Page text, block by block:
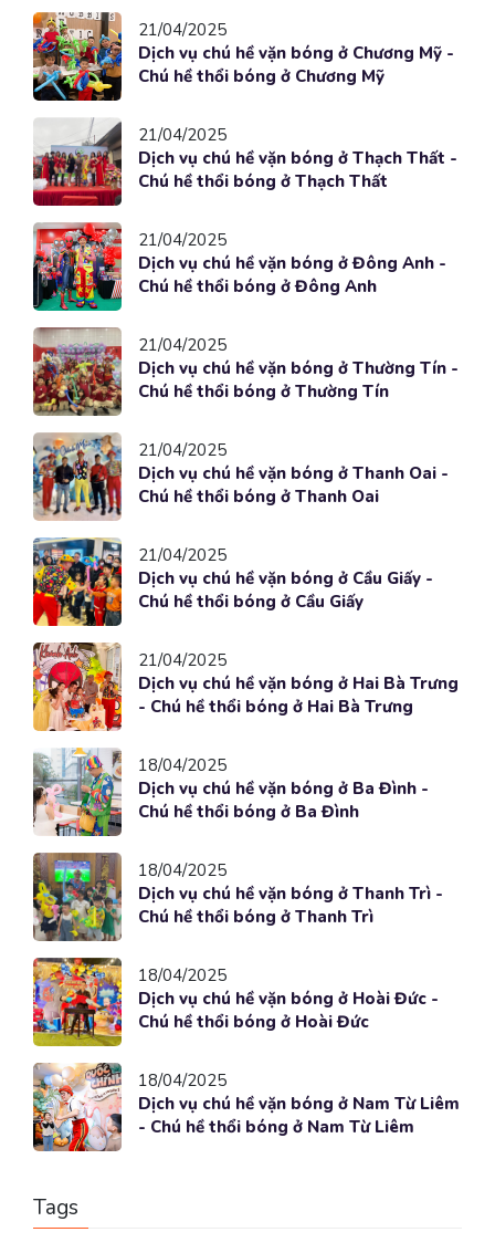
21/04/2025
Dịch vụ chú hề vặn bóng ở Chương Mỹ -
Chú hề thổi bóng ở Chương Mỹ
21/04/2025
Dịch vụ chú hề vặn bóng ở Thạch Thất -
Chú hề thổi bóng ở Thạch Thất
21/04/2025
Dịch vụ chú hề vặn bóng ở Đông Anh -
Chú hề thổi bóng ở Đông Anh
21/04/2025
Dịch vụ chú hề vặn bóng ở Thường Tín -
Chú hề thổi bóng ở Thường Tín
21/04/2025
Dịch vụ chú hề vặn bóng ở Thanh Oai -
Chú hề thổi bóng ở Thanh Oai
21/04/2025
Dịch vụ chú hề vặn bóng ở Cầu Giấy -
Chú hề thổi bóng ở Cầu Giấy
21/04/2025
Dịch vụ chú hề vặn bóng ở Hai Bà Trưng
- Chú hề thổi bóng ở Hai Bà Trưng
18/04/2025
Dịch vụ chú hề vặn bóng ở Ba Đình -
Chú hề thổi bóng ở Ba Đình
18/04/2025
Dịch vụ chú hề vặn bóng ở Thanh Trì -
Chú hề thổi bóng ở Thanh Trì
18/04/2025
Dịch vụ chú hề vặn bóng ở Hoài Đức -
Chú hề thổi bóng ở Hoài Đức
18/04/2025
Dịch vụ chú hề vặn bóng ở Nam Từ Liêm
- Chú hề thổi bóng ở Nam Từ Liêm
Tags